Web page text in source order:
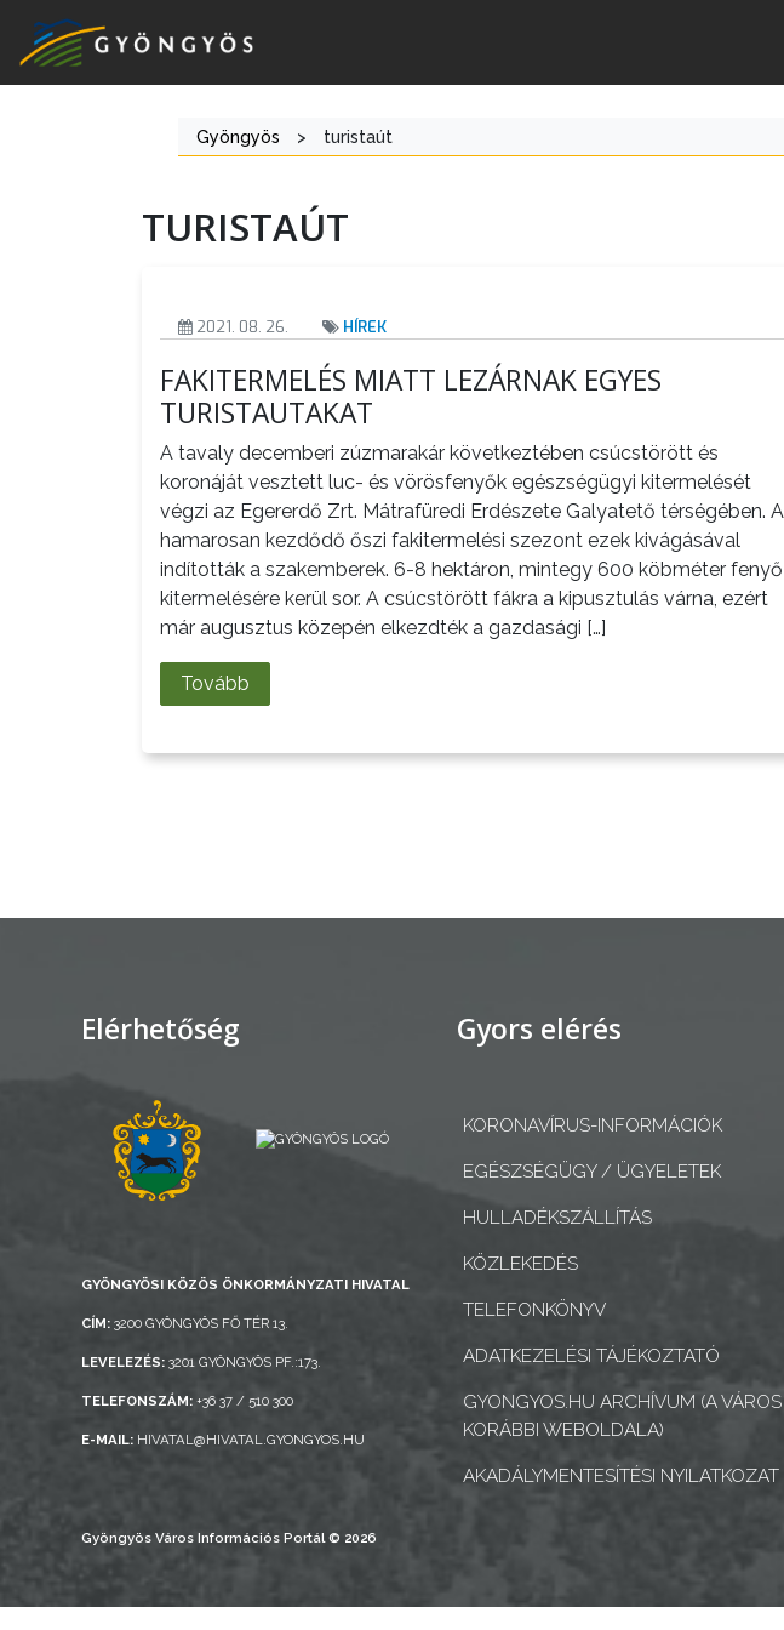
VÁROS
ÉRTÉKTÁRA
VÁROSUNKRÓL
LAKOSSÁGI
INFORMÁCIÓK
HASZNOS
AZ
ÉPÜLŐ
VÁROS
KÖRNYEZETVÉDELEM
STRATÉGIÁK
Gyöngyös > turistaút
TURISTAÚT
2021. 08. 26. HÍREK
FAKITERMELÉS MIATT LEZÁRNAK EGYES
TURISTAUTAKAT
A tavaly decemberi zúzmarakár következtében csúcstörött és
koronáját vesztett luc- és vörösfenyők egészségügyi kitermelését
végzi az Egererdő Zrt. Mátrafüredi Erdészete Galyatető térségében. A
hamarosan kezdődő őszi fakitermelési szezont ezek kivágásával
indították a szakemberek. 6-8 hektáron, mintegy 600 köbméter fenyő
kitermelésére kerül sor. A csúcstörött fákra a kipusztulás várna, ezért
már augusztus közepén elkezdték a gazdasági […]
Tovább
Elérhetőség
GYÖNGYÖSI KÖZÖS ÖNKORMÁNYZATI HIVATAL
CÍM: 3200 GYÖNGYÖS FŐ TÉR 13.
LEVELEZÉS: 3201 GYÖNGYÖS PF.:173.
TELEFONSZÁM: +36 37 / 510 300
E-MAIL: HIVATAL@HIVATAL.GYONGYOS.HU
Gyors elérés
KORONAVÍRUS-INFORMÁCIÓK
EGÉSZSÉGÜGY / ÜGYELETEK
HULLADÉKSZÁLLÍTÁS
KÖZLEKEDÉS
TELEFONKÖNYV
ADATKEZELÉSI TÁJÉKOZTATÓ
GYONGYOS.HU ARCHÍVUM (A VÁROS
KORÁBBI WEBOLDALA)
AKADÁLYMENTESÍTÉSI NYILATKOZAT
Gyöngyös Város Információs Portál © 2026